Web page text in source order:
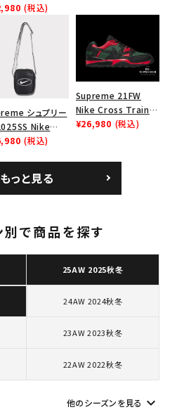
パーカー・クルーネック
ストバッグ
ボックスロゴ ブラックスウェット
SB Dunk Low
キ SB ダンク ロ
ーカー ホワイ
(税込)
シュプリー
Nike
Shoulder
(税込)
Supreme 21FW
Nike Cross Trainer
Low ナイキクロスト
¥26,980 (税込)
もっと見る
別で商品を探す
25AW 2025秋冬
24AW 2024秋冬
23AW 2023秋冬
22AW 2022秋冬
他のシーズンを見る keyboard_arrow_down